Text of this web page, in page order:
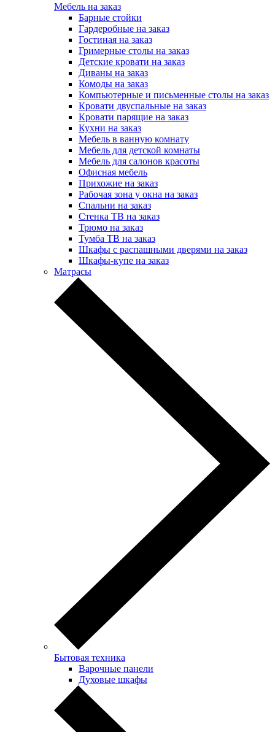
Мебель на заказ
Барные стойки
Гардеробные на заказ
Гостиная на заказ
Гримерные столы на заказ
Детские кровати на заказ
Диваны на заказ
Комоды на заказ
Компьютерные и письменные столы на заказ
Кровати двуспальные на заказ
Кровати парящие на заказ
Кухни на заказ
Мебель в ванную комнату
Мебель для детской комнаты
Мебель для салонов красоты
Офисная мебель
Прихожие на заказ
Рабочая зона у окна на заказ
Спальни на заказ
Стенка ТВ на заказ
Трюмо на заказ
Тумба ТВ на заказ
Шкафы с распашными дверями на заказ
Шкафы-купе на заказ
Матрасы
Бытовая техника
Варочные панели
Духовые шкафы